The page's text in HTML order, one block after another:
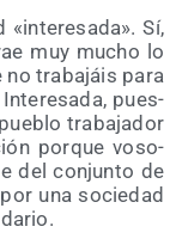
Sí,
muy mucho lo
no tra­ba­jáis para
pues­
tra­ba­ja­dor
por­que voso­
del con­jun­to de
una socie­dad